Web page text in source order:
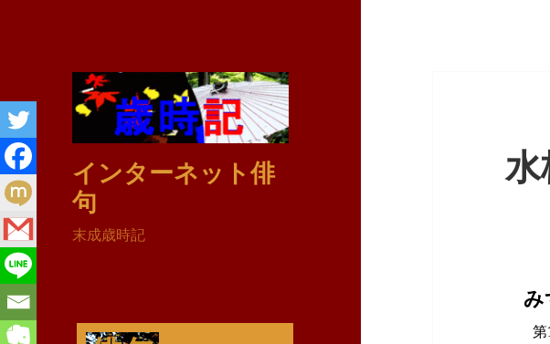
インターネット俳
句
末成歳時記